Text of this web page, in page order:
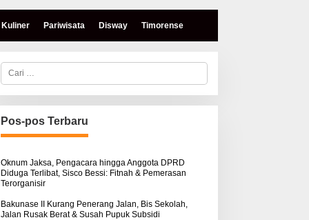
Kuliner Pariwisata Disway Timorense
Mokris Lay Salurkan
Warga Airnona
Hukum Kasus Sebastian
Bokol Sarat Rekayasa
C
r
i
u
n
u
:
Pos-pos Terbaru
Oknum Jaksa, Pengacara hingga Anggota DPRD
Diduga Terlibat, Sisco Bessi: Fitnah & Pemerasan
Terorganisir
Bakunase II Kurang Penerang Jalan, Bis Sekolah,
Jalan Rusak Berat & Susah Pupuk Subsidi